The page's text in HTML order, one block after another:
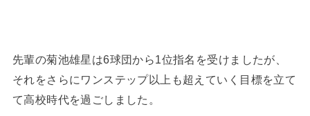
先輩の菊池雄星は6球団から1位指名を受けましたが、
それをさらにワンステップ以上も超えていく目標を立て
て高校時代を過ごしました。